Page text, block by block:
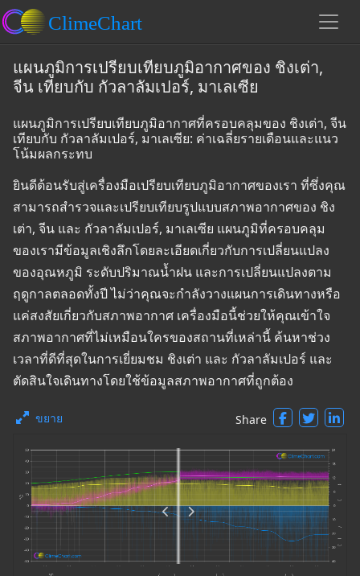
แผนภูมิการเปรียบเทียบภูมิอากาศของ ชิงเต่า,
จีน เทียบกับ กัวลาลัมเปอร์, มาเลเซีย
แผนภูมิการเปรียบเทียบภูมิอากาศที่ครอบคลุมของ ชิงเต่า, จีน
เทียบกับ กัวลาลัมเปอร์, มาเลเซีย: ค่าเฉลี่ยรายเดือนและแนว
โน้มผลกระทบ
ยินดีต้อนรับสู่เครื่องมือเปรียบเทียบภูมิอากาศของเรา ที่ซึ่งคุณ
สามารถสำรวจและเปรียบเทียบรูปแบบสภาพอากาศของ ชิง
เต่า, จีน และ กัวลาลัมเปอร์, มาเลเซีย แผนภูมิที่ครอบคลุม
ของเรามีข้อมูลเชิงลึกโดยละเอียดเกี่ยวกับการเปลี่ยนแปลง
ของอุณหภูมิ ระดับปริมาณน้ำฝน และการเปลี่ยนแปลงตาม
ฤดูกาลตลอดทั้งปี ไม่ว่าคุณจะกำลังวางแผนการเดินทางหรือ
แค่สงสัยเกี่ยวกับสภาพอากาศ เครื่องมือนี้ช่วยให้คุณเข้าใจ
สภาพอากาศที่ไม่เหมือนใครของสถานที่เหล่านี้ ค้นหาช่วง
เวลาที่ดีที่สุดในการเยี่ยมชม ชิงเต่า และ กัวลาลัมเปอร์ และ
ตัดสินใจเดินทางโดยใช้ข้อมูลสภาพอากาศที่ถูกต้อง
ขยาย Share